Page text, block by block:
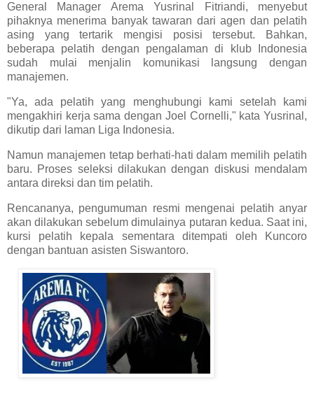
General Manager Arema Yusrinal Fitriandi, menyebut
pihaknya menerima banyak tawaran dari agen dan pelatih
asing yang tertarik mengisi posisi tersebut. Bahkan,
beberapa pelatih dengan pengalaman di klub Indonesia
sudah mulai menjalin komunikasi langsung dengan
manajemen.
"Ya, ada pelatih yang menghubungi kami setelah kami
mengakhiri kerja sama dengan Joel Cornelli," kata Yusrinal,
dikutip dari laman Liga Indonesia.
Namun manajemen tetap berhati-hati dalam memilih pelatih
baru. Proses seleksi dilakukan dengan diskusi mendalam
antara direksi dan tim pelatih.
Rencananya, pengumuman resmi mengenai pelatih anyar
akan dilakukan sebelum dimulainya putaran kedua. Saat ini,
kursi pelatih kepala sementara ditempati oleh Kuncoro
dengan bantuan asisten Siswantoro.